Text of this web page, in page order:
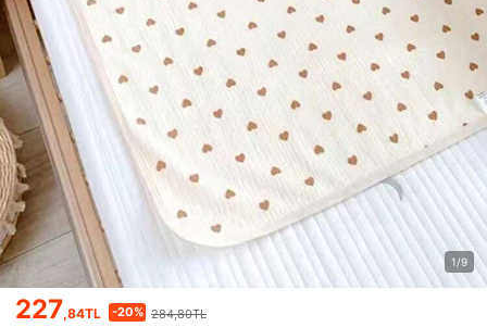
1/9
227,84TL -20% 284,80TL